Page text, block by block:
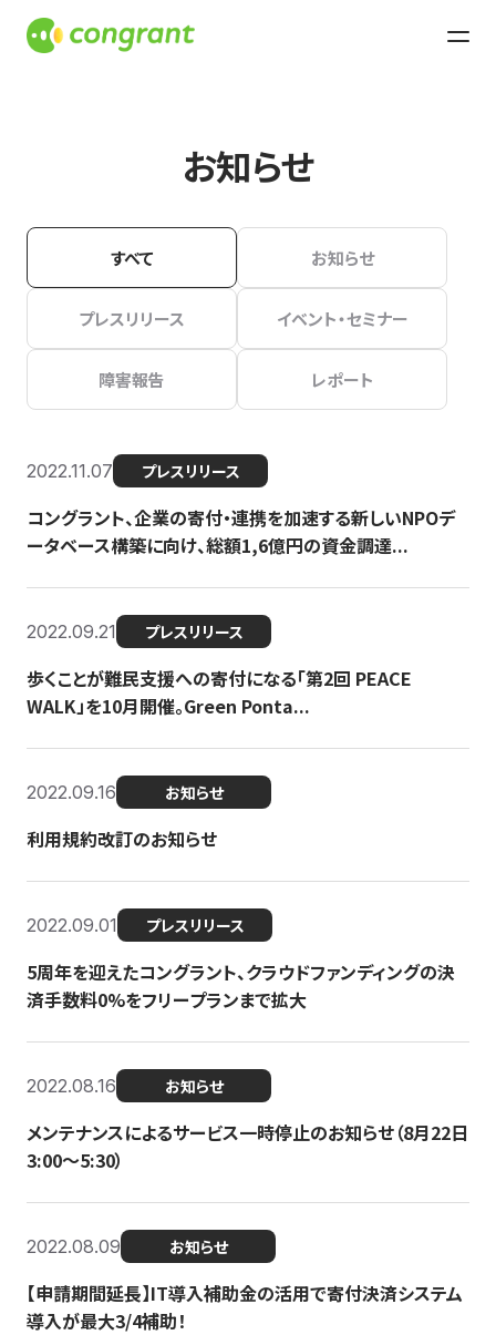
お知らせ
すべて お知らせ
プレスリリース イベント・セミナー
障害報告 レポート
2022.11.07 プレスリリース
コングラント、企業の寄付・連携を加速する新しいNPOデ
ータベース構築に向け、総額1,6億円の資金調達...
2022.09.21 プレスリリース
歩くことが難民支援への寄付になる「第2回 PEACE
WALK」を10月開催。Green Ponta...
2022.09.16 お知らせ
利用規約改訂のお知らせ
2022.09.01 プレスリリース
5周年を迎えたコングラント、クラウドファンディングの決
済手数料0%をフリープランまで拡大
2022.08.16 お知らせ
メンテナンスによるサービス一時停止のお知らせ（8月22日
3:00〜5:30）
2022.08.09 お知らせ
【申請期間延長】IT導入補助金の活用で寄付決済システム
導入が最大3/4補助！